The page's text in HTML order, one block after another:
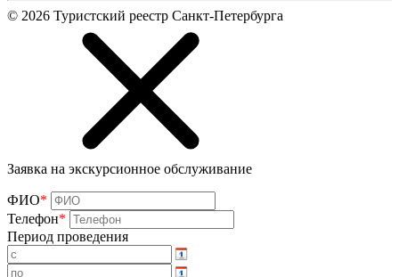
© 2026 Туристский реестр Санкт-Петербурга
Заявка на экскурсионное обслуживание
ФИО*
Телефон*
Период проведения